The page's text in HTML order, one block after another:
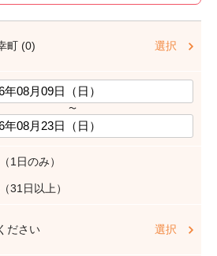
町 (0) 選択
〜
1日のみ）
31日以上）
ださい 選択